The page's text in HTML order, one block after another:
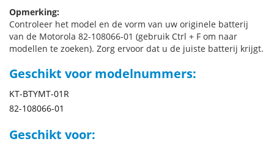
Opmerking:
Controleer het model en de vorm van uw originele batterij
van de Motorola 82-108066-01 (gebruik Ctrl + F om naar
modellen te zoeken). Zorg ervoor dat u de juiste batterij krijgt.
Geschikt voor modelnummers:
KT-BTYMT-01R
82-108066-01
Geschikt voor: